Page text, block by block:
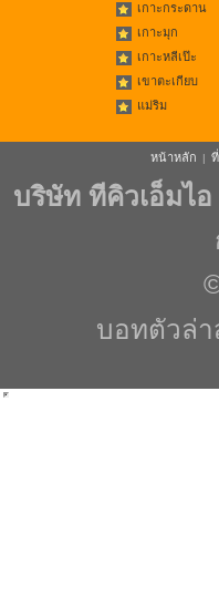
เกาะกระดาน
เกาะมุก
เกาะหลีเป๊ะ
เขาตะเกียบ
แม่ริม
หน้าหลัก |
บริษัท ทีคิวเอ็มไ
บอทตัวล่า